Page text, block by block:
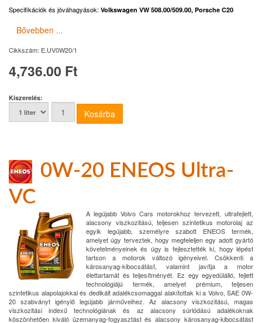
Specifikációk és jóváhagyások: Volkswagen VW 508.00/509.00, Porsche C20
Bővebben ...
Cikkszám: E.UV0W20/1
4,736.00 Ft
Kiszerelés:
0W-20 ENEOS Ultra-
VC
A legújabb Volvo Cars motorokhoz tervezett, ultrafejlett,
alacsony viszkozitású, teljesen szintetikus motorolaj az
egyik legújabb, személyre szabott ENEOS termék,
amelyet úgy terveztek, hogy megfeleljen egy adott gyártó
követelményeinek és úgy is fejlesztették ki, hogy lépést
tartson a motorok változó igényeivel. Csökkenti a
károsanyag-kibocsátást, valamint javítja a motor
élettartamát és teljesítményét. Ez egy egyedülálló, fejlett
technológiájú termék, amelyet prémium, teljesen
szintetikus alapolajokkal és dedikált adalékcsomaggal alakítottak ki a Volvo, SAE 0W-
20 szabványt igénylő legújabb járműveihez. Az alacsony viszkozitású, magas
viszkozitási indexű technológiának és az alacsony súrlódású adalékoknak
köszönhetően kiváló üzemanyag-fogyasztást és alacsony károsanyag-kibocsátást